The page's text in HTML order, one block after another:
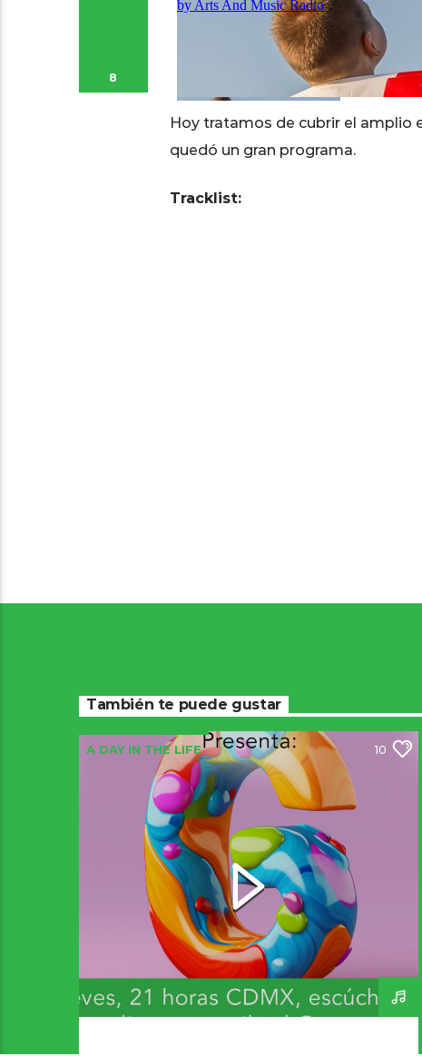
8
Hoy tratamos de cubrir el amplio
quedó un gran programa.
Tracklist:
También te puede gustar
A DAY IN THE LIFE 10